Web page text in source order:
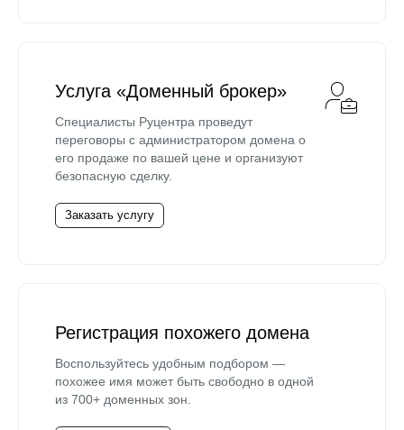
Услуга «Доменный брокер»
Специалисты Руцентра проведут
переговоры с администратором домена о
его продаже по вашей цене и организуют
безопасную сделку.
Заказать услугу
Регистрация похожего домена
Воспользуйтесь удобным подбором —
похожее имя может быть свободно в одной
из 700+ доменных зон.